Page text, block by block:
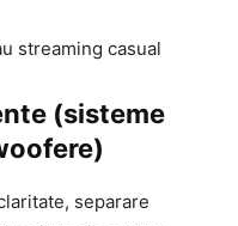
streaming casual
(sisteme
separare